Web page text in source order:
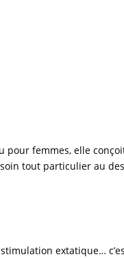
femmes, elle
tout particulier au
extatique…